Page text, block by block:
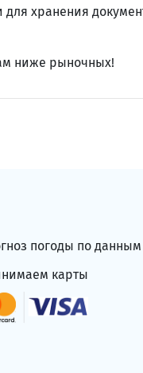
хранения
ниже рыночных!
погоды по данным
карты